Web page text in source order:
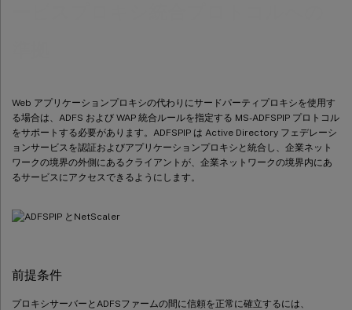
Web アプリケーションプロキシの代わりにサードパーティプロキシを使用す
る場合は、ADFS および WAP 統合ルールを指定する MS-ADFSPIP プロトコル
をサポートする必要があります。ADFSPIP は Active Directory フェデレーシ
ョンサービスを認証およびアプリケーションプロキシと統合し、企業ネット
ワークの境界の外側にあるクライアントが、企業ネットワークの境界内にあ
るサービスにアクセスできるようにします。
前提条件
プロキシサーバーとADFSファームの間に信頼を正常に確立するには、